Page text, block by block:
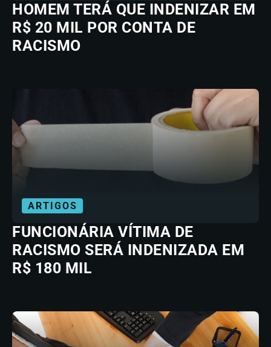
HOMEM TERÁ QUE INDENIZAR EM
R$ 20 MIL POR CONTA DE
RACISMO
ARTIGOS
FUNCIONÁRIA VÍTIMA DE
RACISMO SERÁ INDENIZADA EM
R$ 180 MIL